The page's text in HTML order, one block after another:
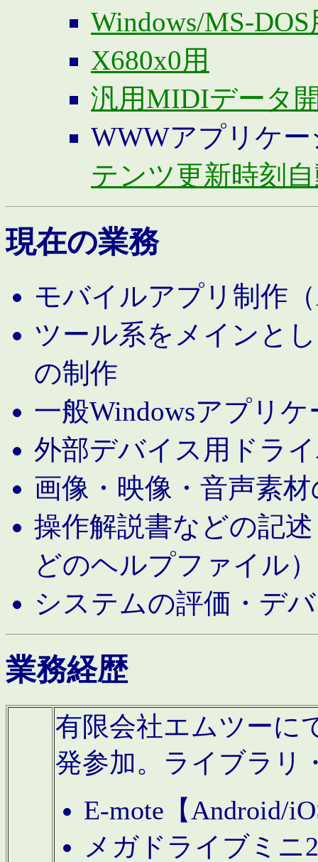
Windows/MS-DOS
X680x0用
汎用MIDIデータ
WWWアプリケ
テンツ更新時刻
現在の業務
モバイルアプリ制作
ツール系をメインと
の制作
一般Windowsアプリ
外部デバイス用ドラ
画像・映像・音声素
操作解説書などの記
どのヘルプファイル）
システムの評価・デ
業務経歴
有限会社エムツーに
発参加。ライブラリ
E-mote【Android/
メガドライブミニ